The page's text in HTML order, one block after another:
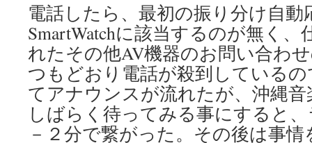
電話したら、最初の振り分け自
SmartWatchに該当するのが無く
れたその他AV機器のお問い合わ
つもどおり電話が殺到している
てアナウンスが流れたが、沖縄
しばらく待ってみる事にすると
－２分で繋がった。その後は事